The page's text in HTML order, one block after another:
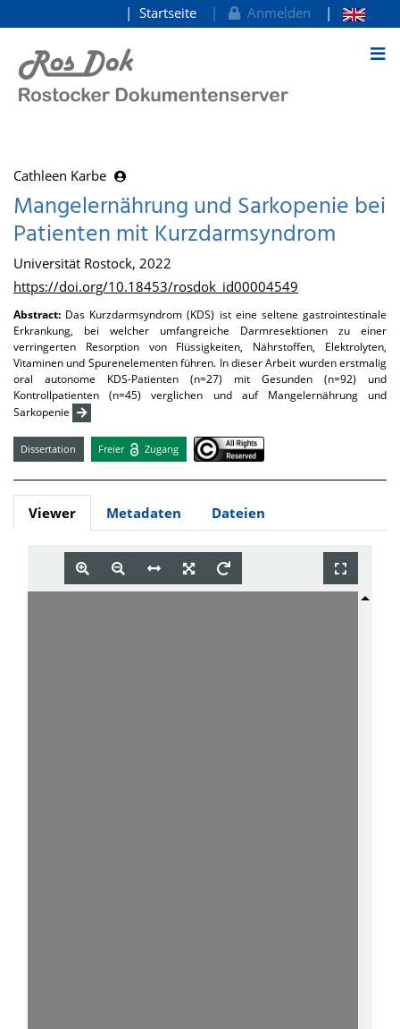
zum Inhalt
Startseite Anmelden
Cathleen Karbe
Mangelernährung und Sarkopenie bei
Patienten mit Kurzdarmsyndrom
Universität Rostock, 2022
https://doi.org/10.18453/rosdok_id00004549
Abstract: Das Kurzdarmsyndrom (KDS) ist eine seltene gastrointestinale
Erkrankung, bei welcher umfangreiche Darmresektionen zu einer
verringerten Resorption von Flüssigkeiten, Nährstoffen, Elektrolyten,
Vitaminen und Spurenelementen führen. In dieser Arbeit wurden erstmalig
oral autonome KDS-Patienten (n=27) mit Gesunden (n=92) und
Kontrollpatienten (n=45) verglichen und auf Mangelernährung und
Sarkopenie
Dissertation Freier Zugang
Viewer Metadaten Dateien